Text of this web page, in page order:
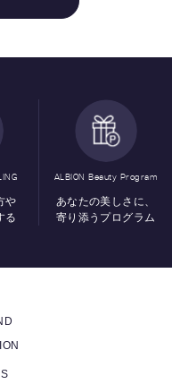
や
る
ALBION Beauty Program
あなたの美しさに、
寄り添うプログラム